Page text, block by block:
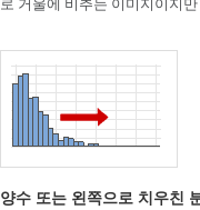
양수 또는 왼쪽으로 치우친